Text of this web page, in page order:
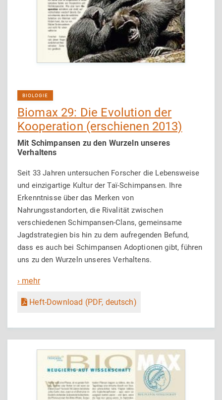
BIOLOGIE
Biomax 29: Die Evolution der
Kooperation (erschienen 2013)
Mit Schimpansen zu den Wurzeln unseres
Verhaltens
Seit 33 Jahren untersuchen Forscher die Lebensweise
und einzigartige Kultur der Taï-Schimpansen. Ihre
Erkenntnisse über das Merken von
Nahrungsstandorten, die Rivalität zwischen
verschiedenen Schimpansen-Clans, gemeinsame
Jagdstrategien bis hin zu dem aufregenden Befund,
dass es auch bei Schimpansen Adoptionen gibt, führen
uns zu den Wurzeln unseres Verhaltens.
› mehr
Heft-Download (PDF, deutsch)